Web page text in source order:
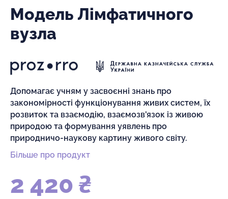
Модель Лімфатичного
вузла
Допомагає учням у засвоєнні знань про
закономірності функціонування живих систем, їх
розвиток та взаємодію, взаємозв'язок із живою
природою та формування уявлень про
природничо-наукову картину живого світу.
Більше про продукт
2 420 ₴